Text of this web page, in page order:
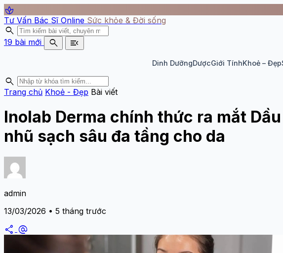
spa
Tư Vấn Bác Sĩ Online Sức khỏe & Đời sống
search
19 bài mới search menu_open
Dinh DưỡngDượcGiới TínhKhoẻ – Đẹp
search
Trang chủ Khoẻ - Đẹp Bài viết
Inolab Derma chính thức ra mắt
nhũ sạch sâu đa tầng cho da
admin
13/03/2026 • 5 tháng trước
share alternate_email